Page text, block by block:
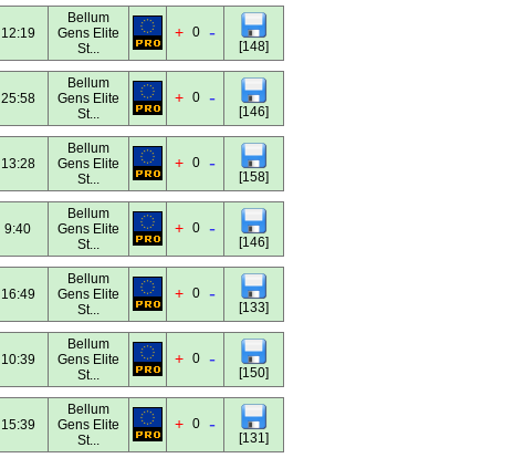
12:19
Bellum
Gens Elite
St...
+ 0 -
[148]
25:58
Bellum
Gens Elite
St...
+ 0 -
[146]
13:28
Bellum
Gens Elite
St...
+ 0 -
[158]
9:40
Bellum
Gens Elite
St...
+ 0 -
[146]
16:49
Bellum
Gens Elite
St...
+ 0 -
[133]
10:39
Bellum
Gens Elite
St...
+ 0 -
[150]
15:39
Bellum
Gens Elite
St...
+ 0 -
[131]